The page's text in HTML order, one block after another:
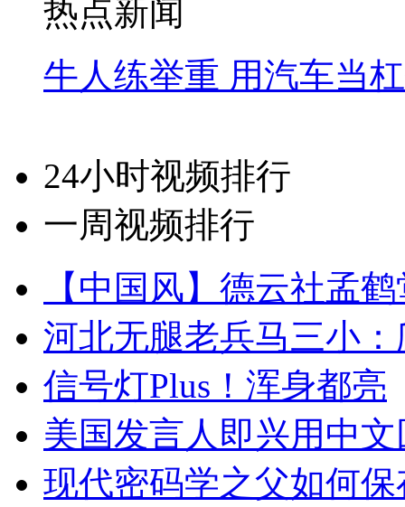
热点新闻
牛人练举重 用汽车当
24小时视频排行
一周视频排行
【中国风】德云社孟
河北无腿老兵马三小
信号灯Plus！浑身都亮
美国发言人即兴用中
现代密码学之父如何